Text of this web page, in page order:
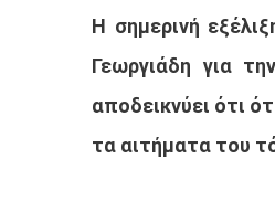
Η σημερινή
Γεωργιάδη για
αποδεικνύει ότι
τα αιτήματα του